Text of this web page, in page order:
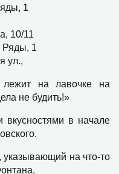
1
10/11
Ряды, 1
ул.,
лежит на лавочке на
не будить!»
вкусностями в начале
на что-то